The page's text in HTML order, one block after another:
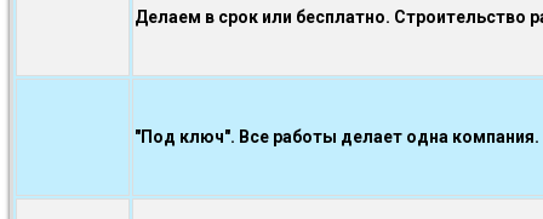
Делаем в срок или бесплатно. Строительство
"Под ключ". Все работы делает одна компания.